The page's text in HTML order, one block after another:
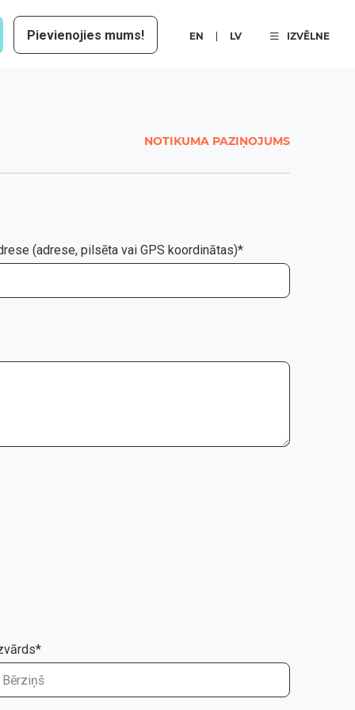
Pievienojies mums! EN LV IZVĒLNE
NOTIKUMA PAZIŅOJUMS
(adrese, pilsēta vai GPS koordinātas)*